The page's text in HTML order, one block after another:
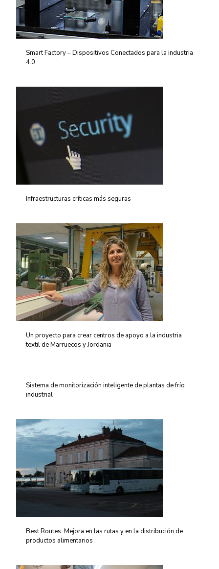
Smart Factory – Dispositivos Conectados para la industria
4.0
Infraestructuras críticas más seguras
Un proyecto para crear centros de apoyo a la industria
textil de Marruecos y Jordania
Sistema de monitorización inteligente de plantas de frío
industrial
Best Routes: Mejora en las rutas y en la distribución de
productos alimentarios